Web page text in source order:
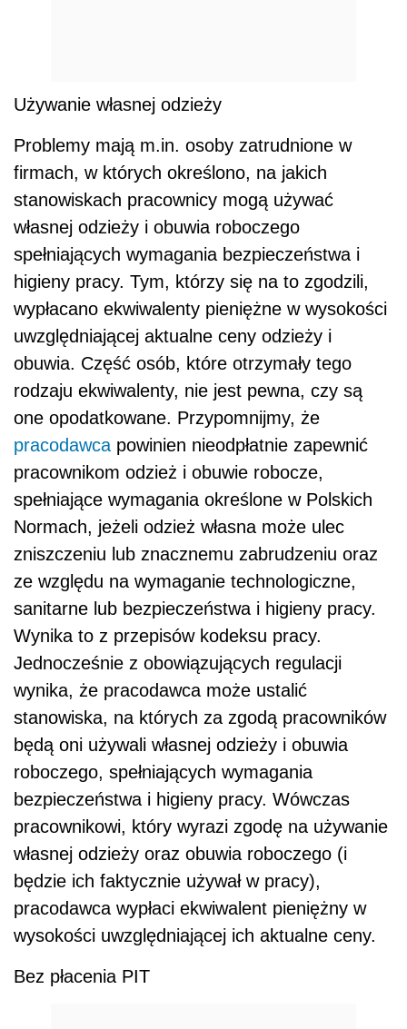
Używanie własnej odzieży
Problemy mają m.in. osoby zatrudnione w
firmach, w których określono, na jakich
stanowiskach pracownicy mogą używać
własnej odzieży i obuwia roboczego
spełniających wymagania bezpieczeństwa i
higieny pracy. Tym, którzy się na to zgodzili,
wypłacano ekwiwalenty pieniężne w wysokości
uwzględniającej aktualne ceny odzieży i
obuwia. Część osób, które otrzymały tego
rodzaju ekwiwalenty, nie jest pewna, czy są
one opodatkowane. Przypomnijmy, że
pracodawca powinien nieodpłatnie zapewnić
pracownikom odzież i obuwie robocze,
spełniające wymagania określone w Polskich
Normach, jeżeli odzież własna może ulec
zniszczeniu lub znacznemu zabrudzeniu oraz
ze względu na wymaganie technologiczne,
sanitarne lub bezpieczeństwa i higieny pracy.
Wynika to z przepisów kodeksu pracy.
Jednocześnie z obowiązujących regulacji
wynika, że pracodawca może ustalić
stanowiska, na których za zgodą pracowników
będą oni używali własnej odzieży i obuwia
roboczego, spełniających wymagania
bezpieczeństwa i higieny pracy. Wówczas
pracownikowi, który wyrazi zgodę na używanie
własnej odzieży oraz obuwia roboczego (i
będzie ich faktycznie używał w pracy),
pracodawca wypłaci ekwiwalent pieniężny w
wysokości uwzględniającej ich aktualne ceny.
Bez płacenia PIT